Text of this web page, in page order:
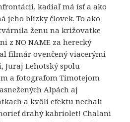
kadiaľ má ísť a ako
jeho blízky človek. To ako
ženu na križovatke
z NO NAME za herecký
filmár ovenčený viacerými
Juraj Lehotský spolu
a fotografom Timotejom
Alpách aj
a kvôli efektu nechali
drahý kabriolet! Chalani
Nevyhnutné
Tieto súbory
cookie nie sú
voliteľné. Sú
potrebné pre
fungovanie
webovej
stránky.
Štatistiky